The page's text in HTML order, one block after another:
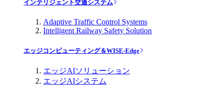
インテリジェント交通システム
Adaptive Traffic Control Systems
Intelligent Railway Safety Solution
エッジコンピューティング＆WISE-Edge
エッジAIソリューション
エッジAIシステム